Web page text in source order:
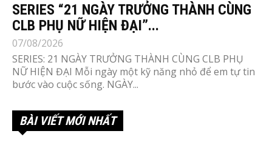
SERIES “21 NGÀY TRƯỞNG THÀNH CÙNG
CLB PHỤ NỮ HIỆN ĐẠI”...
07/08/2026
SERIES: 21 NGÀY TRƯỞNG THÀNH CÙNG CLB PHỤ
NỮ HIỆN ĐẠI Mỗi ngày một kỹ năng nhỏ để em tự tin
bước vào cuộc sống. NGÀY...
BÀI VIẾT MỚI NHẤT